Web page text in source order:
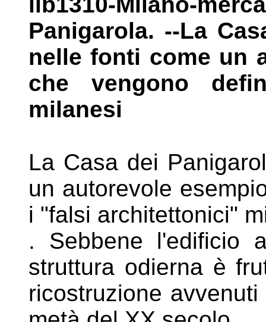
Panigarola. --La
nelle fonti come un
che vengono
milanesi
La Casa dei
un autorevole
i "falsi architettonici"
. Sebbene l'edificio
struttura odierna è
ricostruzione